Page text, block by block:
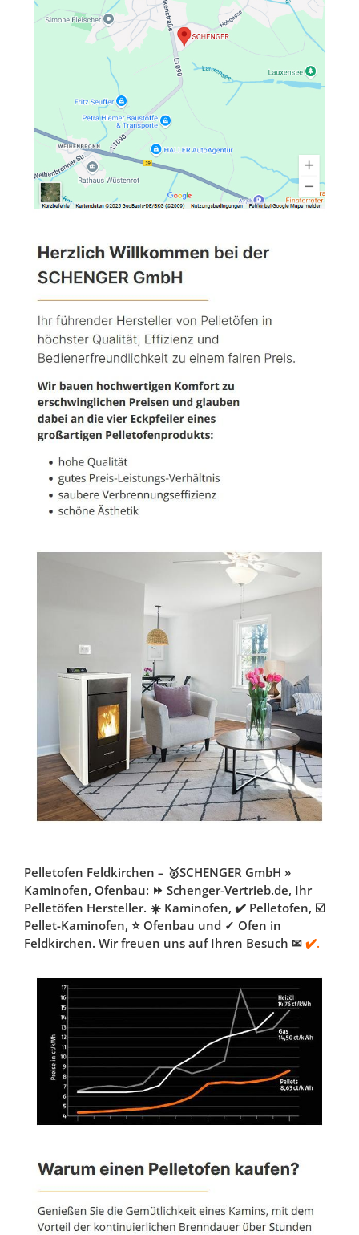
Pelletofen Feldkirchen – 🥇SCHENGER GmbH »
Kaminofen, Ofenbau: ⏩ Schenger-Vertrieb.de, Ihr
Pelletöfen Hersteller. ☀️ Kaminofen, ✔️ Pelletofen, ☑️
Pellet-Kaminofen, ⭐ Ofenbau und ✓ Ofen in
Feldkirchen. Wir freuen uns auf Ihren Besuch ✉ ✔️.